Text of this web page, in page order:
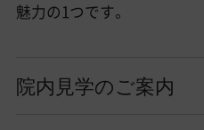
魅力の1つです。
院内見学のご案内